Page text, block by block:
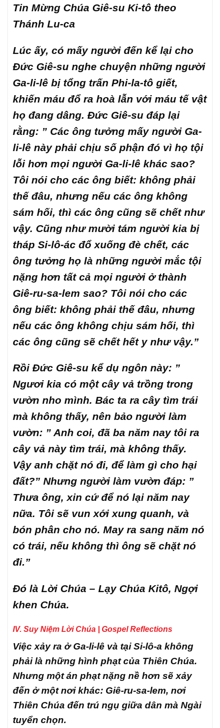
Tin Mừng Chúa Giê-su Ki-tô theo
Thánh Lu-ca
Lúc ấy, có mấy người đến kể lại cho
Đức Giê-su nghe chuyện những người
Ga-li-lê bị tổng trấn Phi-la-tô giết,
khiến máu đổ ra hoà lẫn với máu tế vật
họ đang dâng. Đức Giê-su đáp lại
rằng: ” Các ông tưởng mấy người Ga-
li-lê này phải chịu số phận đó vì họ tội
lỗi hơn mọi người Ga-li-lê khác sao?
Tôi nói cho các ông biết: không phải
thế đâu, nhưng nếu các ông không
sám hối, thì các ông cũng sẽ chết như
vậy. Cũng như mười tám người kia bị
tháp Si-lô-ác đổ xuống đè chết, các
ông tưởng họ là những người mắc tội
nặng hơn tất cả mọi người ở thành
Giê-ru-sa-lem sao? Tôi nói cho các
ông biết: không phải thế đâu, nhưng
nếu các ông không chịu sám hối, thì
các ông cũng sẽ chết hết y như vậy.”
Rồi Đức Giê-su kể dụ ngôn này: ”
Ngươi kia có một cây vả trồng trong
vườn nho mình. Bác ta ra cây tìm trái
mà không thấy, nên bảo người làm
vườn: ” Anh coi, đã ba năm nay tôi ra
cây vả này tìm trái, mà không thấy.
Vậy anh chặt nó đi, để làm gì cho hại
đất?” Nhưng người làm vườn đáp: ”
Thưa ông, xin cứ để nó lại năm nay
nữa. Tôi sẽ vun xới xung quanh, và
bón phân cho nó. May ra sang năm nó
có trái, nếu không thì ông sẽ chặt nó
đi.”
Đó là Lời Chúa – Lạy Chúa Kitô, Ngợi
khen Chúa.
IV. Suy Niệm Lời Chúa | Gospel Reflections
Việc xảy ra ở Ga-li-lê và tại Si-lô-a không
phải là những hình phạt của Thiên Chúa.
Nhưng một án phạt nặng nề hơn sẽ xảy
đến ở một nơi khác: Giê-ru-sa-lem, nơi
Thiên Chúa đến trú ngụ giữa dân mà Ngài
tuyển chọn.